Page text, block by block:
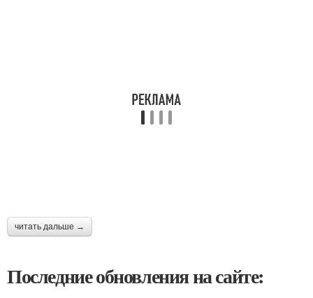
читать дальше →
Последние обновления на сайте: